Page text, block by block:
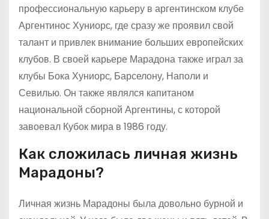
профессиональную карьеру в аргентинском клубе
Аргентинос Хуниорс, где сразу же проявил свой
талант и привлек внимание больших европейских
клубов. В своей карьере Марадона также играл за
клубы Бока Хуниорс, Барселону, Наполи и
Севилью. Он также являлся капитаном
национальной сборной Аргентины, с которой
завоевал Кубок мира в 1986 году.
Как сложилась личная жизнь
Марадоны?
Личная жизнь Марадоны была довольно бурной и